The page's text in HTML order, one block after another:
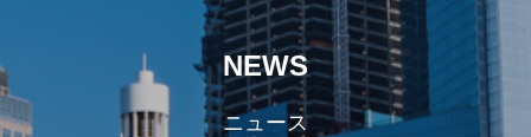
NEWS
ニュース